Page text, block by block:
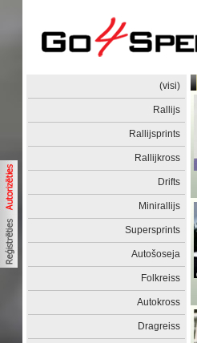
(visi)
Rallijs
Rallijsprints
Rallijkross
Drifts
Minirallijs
Supersprints
Autošoseja
Folkreiss
Autokross
Dragreiss